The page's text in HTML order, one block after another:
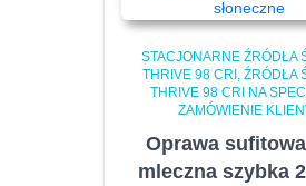
STACJONARNE ŹRÓDŁA
THRIVE 98 CRI
ŹRÓDŁA
THRIVE 98 CRI NA
ZAMÓWIENIE
Oprawa
mleczna szybka